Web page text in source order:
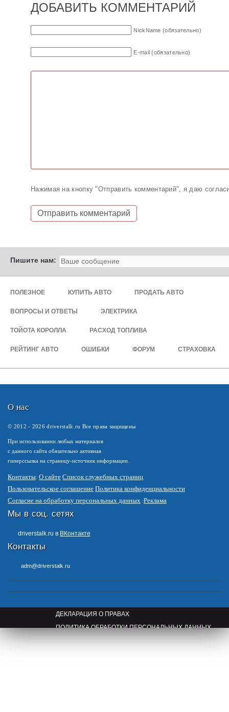
ДОБАВИТЬ КОММЕНТАРИЙ
NickName (обязательно)
E-mail (обязательно)
Нажимая на кнопку "Отправить комментарий", я даю
Пишите нам:
ПОЛЕЗНОЕ КУПИТЬ АВТО ПРОДАТЬ АВТО
ВОПРОСЫ И ОТВЕТЫ ЭЛЕКТРИКА
ТОЙОТА КОРОЛЛА РАСХОД ТОПЛИВА
РЕЙТИНГ АВТО ОШИБКИ ФОРУМ СТРАХОВКА
О нас
© 2012 - 2026driverstalk.ru Все права защищены
При использовании любых материалов
с данного сайта обязательно активная
гиперссылка на страницу-источник информации.
Контакты О сайте Список служебных страниц
Пользовательское соглашение Политика конфиденциальности
Согласие на обработку персональных данных Реклама
Мы в соц. сетях
driverstalk.ru в ВКонтакте
Контакты
adm@driverstalk.ru
ДЕКЛАРАЦИЯ О ПРАВАХ
ПОЛИТИКА ОБРАБОТКИ ПЕРСОНАЛЬНЫХ ДАННЫХ